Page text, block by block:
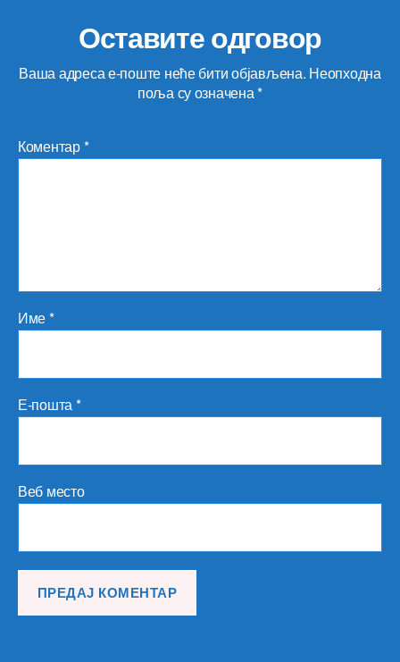
Оставите одговор
Ваша адреса е-поште неће бити објављена. Неопходна
поља су означена*
Коментар*
Име*
Е-пошта *
Веб место